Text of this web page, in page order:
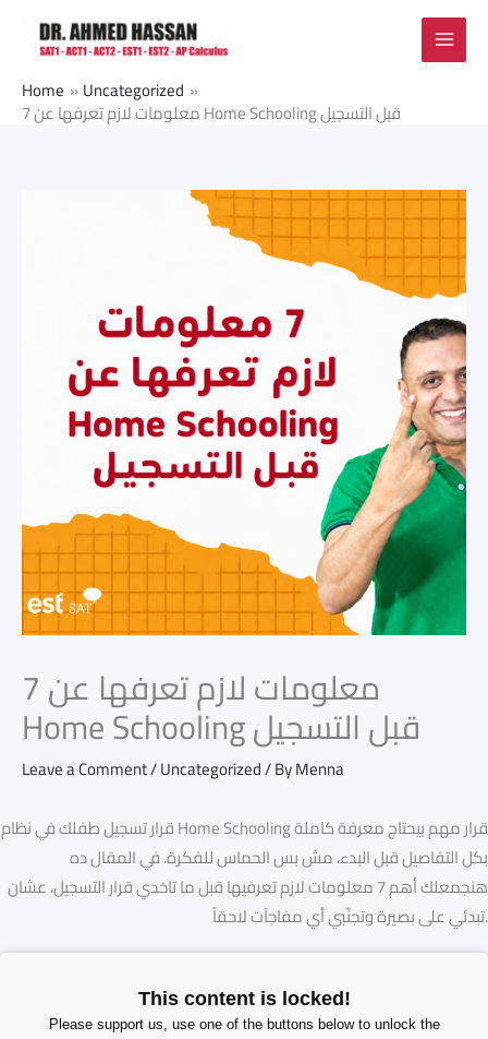
Home Uncategorized
7 معلومات لازم تعرفها عن Home Schooling قبل التسجيل
7 معلومات لازم تعرفها عن
Home Schooling قبل التسجيل
Leave a Comment/Uncategorized/ ByMenna
قرار تسجيل طفلك في نظام Home Schooling قرار مهم بيحتاج معرفة كاملة
بكل التفاصيل قبل البدء، مش بس الحماس للفكرة. في المقال ده
هنجمعلك أهم 7 معلومات لازم تعرفيها قبل ما تاخدي قرار التسجيل، عشان
تبدئي على بصيرة وتجنّبي أي مفاجآت لاحقاً.
This content is locked!
Please support us, use one of the buttons below to unlock the